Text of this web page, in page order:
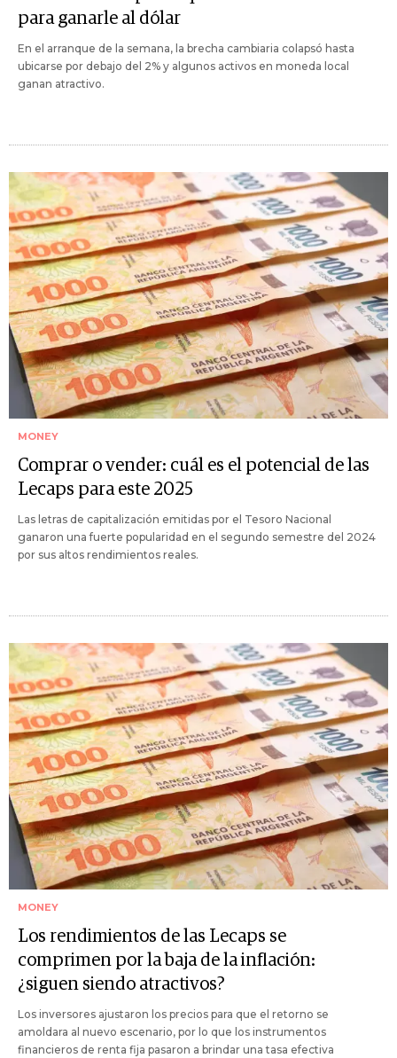
para ganarle al dólar
En el arranque de la semana, la brecha cambiaria colapsó hasta
ubicarse por debajo del 2% y algunos activos en moneda local
ganan atractivo.
MONEY
Comprar o vender: cuál es el potencial de las
Lecaps para este 2025
Las letras de capitalización emitidas por el Tesoro Nacional
ganaron una fuerte popularidad en el segundo semestre del 2024
por sus altos rendimientos reales.
MONEY
Los rendimientos de las Lecaps se
comprimen por la baja de la inflación:
¿siguen siendo atractivos?
Los inversores ajustaron los precios para que el retorno se
amoldara al nuevo escenario, por lo que los instrumentos
financieros de renta fija pasaron a brindar una tasa efectiva